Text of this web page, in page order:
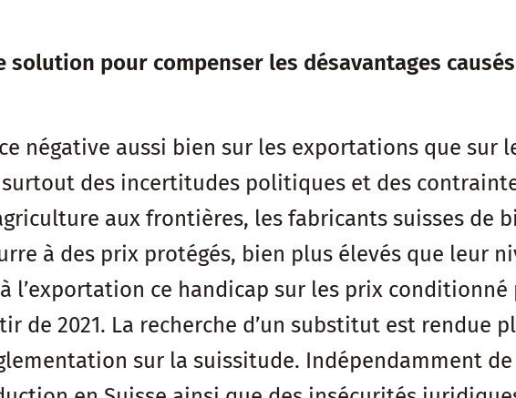
pour compenser les désavantages
négative aussi bien sur les exportations que sur
surtout des incertitudes politiques et des
aux frontières, les fabricants suisses de
à des prix protégés, bien plus élevés que leur
l’exportation ce handicap sur les prix
de 2021. La recherche d’un substitut est rendue
sur la suissitude. Indépendamment